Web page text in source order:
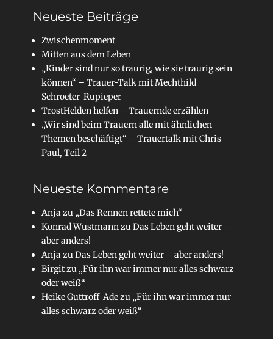
Neueste Beiträge
Zwischenmoment
Mitten aus dem Leben
„Kinder sind nur so traurig, wie sie traurig sein
können“ – Trauer-Talk mit Mechthild
Schroeter-Rupieper
TrostHelden helfen – Trauernde erzählen
„Wir sind beim Trauern alle mit ähnlichen
Themen beschäftigt“ – Trauertalk mit Chris
Paul, Teil 2
Neueste Kommentare
Anjazu „Das Rennen rettete mich“
Konrad WustmannzuDas Leben geht weiter –
aber anders!
AnjazuDas Leben geht weiter – aber anders!
Birgitzu „Für ihn war immer nur alles schwarz
oder weiß“
Heike Guttroff-Adezu „Für ihn war immer nur
alles schwarz oder weiß“